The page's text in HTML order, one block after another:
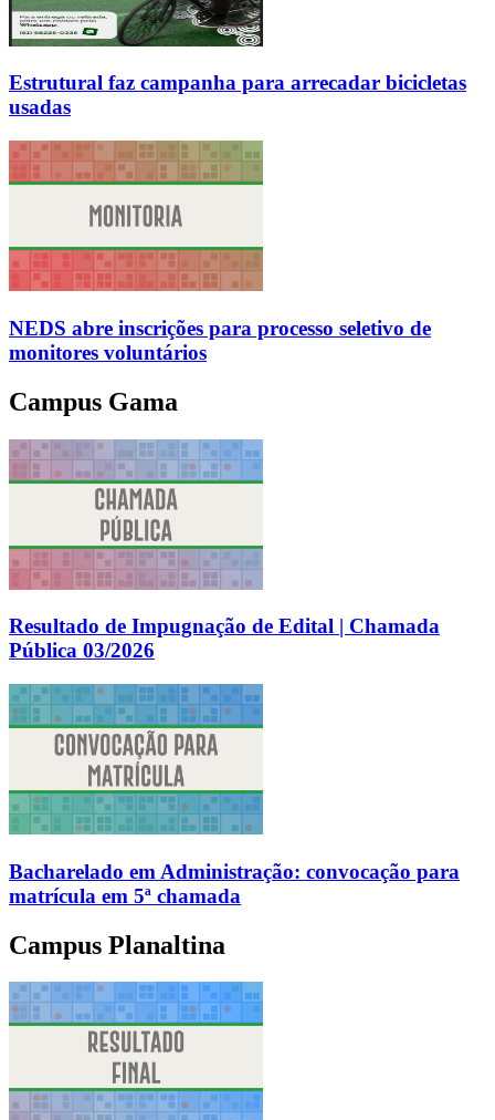
Estrutural faz campanha para arrecadar bicicletas
usadas
NEDS abre inscrições para processo seletivo de
monitores voluntários
Campus Gama
Resultado de Impugnação de Edital | Chamada
Pública 03/2026
Bacharelado em Administração: convocação para
matrícula em 5ª chamada
Campus Planaltina